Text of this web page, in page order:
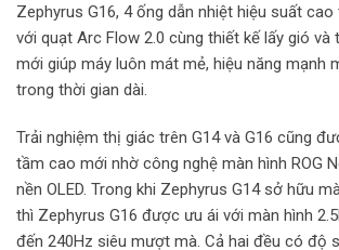
Zephyrus G16, 4 ống dẫn nhiệt hiệu suất cao
với quạt Arc Flow 2.0 cùng thiết kế lấy gió và
mới giúp máy luôn mát mẻ, hiệu năng mạnh
trong thời gian dài.
Trải nghiệm thị giác trên G14 và G16 cũng
tầm cao mới nhờ công nghệ màn hình ROG
nền OLED. Trong khi Zephyrus G14 sở hữu
thì Zephyrus G16 được ưu ái với màn hình
đến 240Hz siêu mượt mà. Cả hai đều có độ